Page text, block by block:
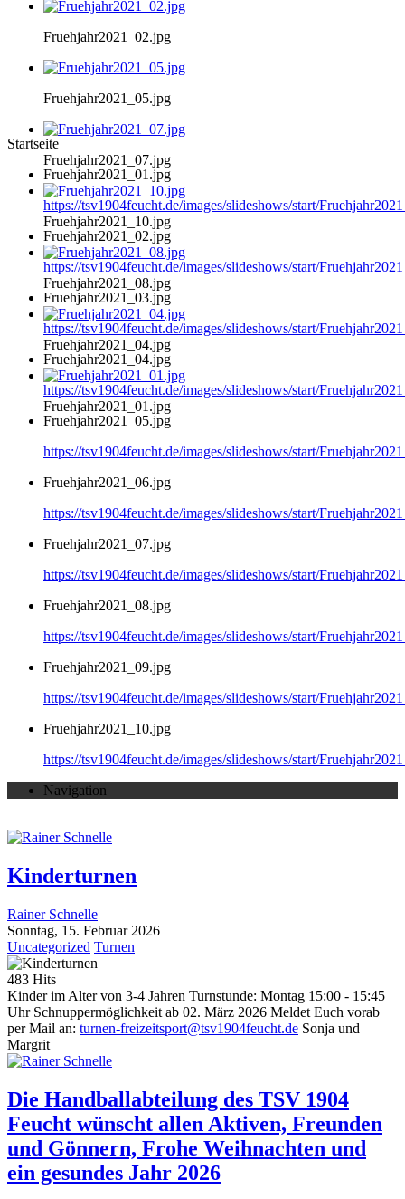
Fruehjahr2021_02.jpg
Fruehjahr2021_05.jpg
Fruehjahr2021_07.jpg
Fruehjahr2021_10.jpg
Fruehjahr2021_08.jpg
Fruehjahr2021_04.jpg
Fruehjahr2021_01.jpg
Startseite
Fruehjahr2021_01.jpg
https://tsv1904feucht.de/images/slideshows/start/
Fruehjahr2021_02.jpg
https://tsv1904feucht.de/images/slideshows/start/
Fruehjahr2021_03.jpg
https://tsv1904feucht.de/images/slideshows/start/
Fruehjahr2021_04.jpg
https://tsv1904feucht.de/images/slideshows/start/
Fruehjahr2021_05.jpg
https://tsv1904feucht.de/images/slideshows/start/
Fruehjahr2021_06.jpg
https://tsv1904feucht.de/images/slideshows/start/
Fruehjahr2021_07.jpg
https://tsv1904feucht.de/images/slideshows/start/
Fruehjahr2021_08.jpg
https://tsv1904feucht.de/images/slideshows/start/
Fruehjahr2021_09.jpg
https://tsv1904feucht.de/images/slideshows/start/
Fruehjahr2021_10.jpg
https://tsv1904feucht.de/images/slideshows/start/
Navigation
Kinderturnen
Rainer Schnelle
Sonntag, 15. Februar 2026
Uncategorized Turnen
483 Hits
Kinder im Alter von 3-4 Jahren Turnstunde: Montag 15:00 - 15:45
Uhr Schnuppermöglichkeit ab 02. März 2026 Meldet Euch vorab
per Mail an: turnen-freizeitsport@tsv1904feucht.de Sonja und
Margrit
Die Handballabteilung des TSV 1904
Feucht wünscht allen Aktiven, Freunden
und Gönnern, Frohe Weihnachten und
ein gesundes Jahr 2026